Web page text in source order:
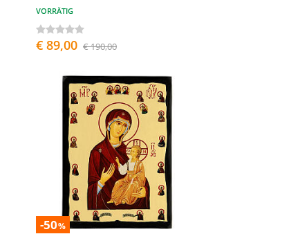
VORRÄTIG
€ 89,00 € 190,00
-50%